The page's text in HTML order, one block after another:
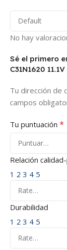
No hay
Sé el primero
C31N1620
Tu dirección de
campos
Tu puntuación *
Relación
1 2 3 4 5
Durabilidad
1 2 3 4 5